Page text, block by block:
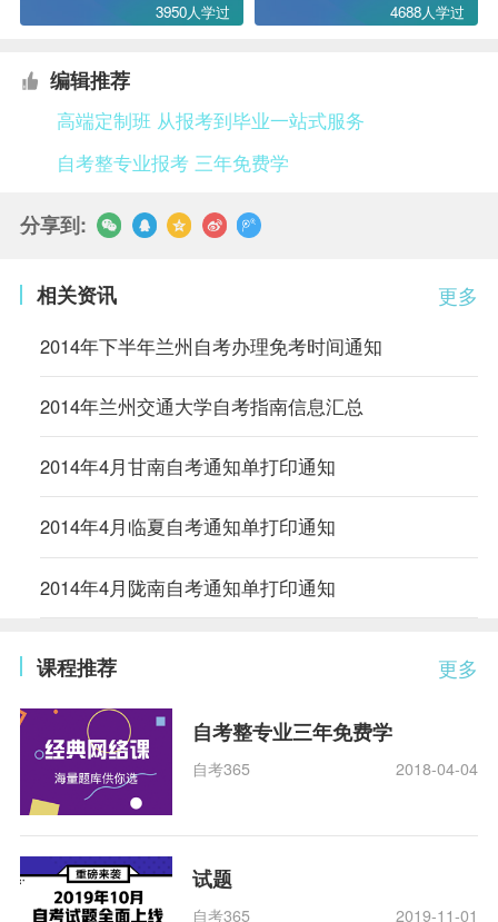
3950人学过 4688人学过
编辑推荐
高端定制班 从报考到毕业一站式服务
自考整专业报考 三年免费学
分享到:
更多
相关资讯
2014年下半年兰州自考办理免考时间通知
2014年兰州交通大学自考指南信息汇总
2014年4月甘南自考通知单打印通知
2014年4月临夏自考通知单打印通知
2014年4月陇南自考通知单打印通知
更多
课程推荐
自考整专业三年免费学
自考365 2018-04-04
试题
自考365 2019-11-01